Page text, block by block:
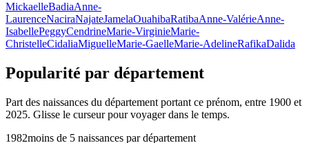
MickaelleBadiaAnne-
LaurenceNaciraNajateJamelaOuahibaRatibaAnne-ValérieAnne-
IsabellePeggyCendrineMarie-VirginieMarie-
ChristelleCidaliaMiguelleMarie-GaelleMarie-AdelineRafikaDalida
Popularité par département
Part des naissances du département portant ce prénom, entre 1900 et
2025. Glisse le curseur pour voyager dans le temps.
1982moins de 5 naissances par département